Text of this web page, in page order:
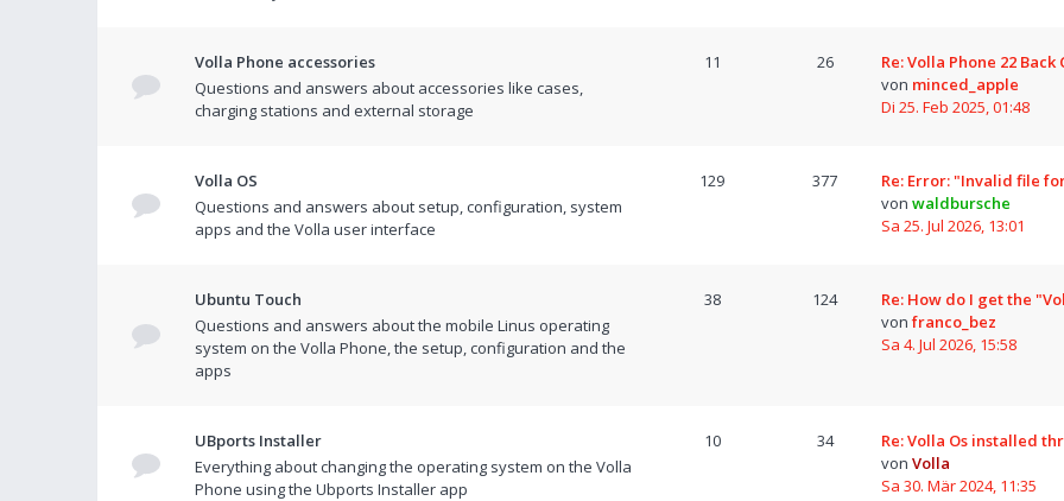
Volla Phone accessories
Questions and answers about accessories like cases,
charging stations and external storage
11 26
Re: Volla Phone 22 Back
von minced_apple
Di 25. Feb 2025, 01:48
Volla OS
Questions and answers about setup, configuration, system
apps and the Volla user interface
129 377
Re: Error: "Invalid file
von waldbursche
Sa 25. Jul 2026, 13:01
Ubuntu Touch
Questions and answers about the mobile Linus operating
system on the Volla Phone, the setup, configuration and the
apps
38 124
Re: How do I get the
von franco_bez
Sa 4. Jul 2026, 15:58
UBports Installer
Everything about changing the operating system on the Volla
Phone using the Ubports Installer app
10 34
Re: Volla Os installed
von Volla
Sa 30. Mär 2024, 11:35